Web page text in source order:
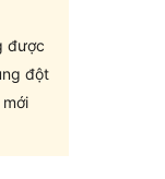
được
đột